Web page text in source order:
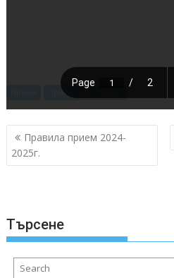
Прием 2024 - 2025г.
Post
navigation
Правила прием 2024-
2025г.
Търсене